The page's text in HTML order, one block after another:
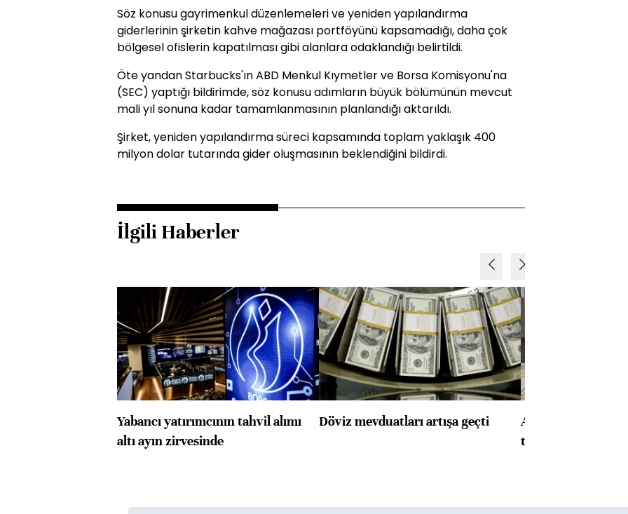
Söz konusu gayrimenkul düzenlemeleri ve yeniden yapılandırma
giderlerinin şirketin kahve mağazası portföyünü kapsamadığı, daha çok
bölgesel ofislerin kapatılması gibi alanlara odaklandığı belirtildi.
Öte yandan Starbucks'ın ABD Menkul Kıymetler ve Borsa Komisyonu'na
(SEC) yaptığı bildirimde, söz konusu adımların büyük bölümünün mevcut
mali yıl sonuna kadar tamamlanmasının planlandığı aktarıldı.
Şirket, yeniden yapılandırma süreci kapsamında toplam yaklaşık 400
milyon dolar tutarında gider oluşmasının beklendiğini bildirdi.
İlgili Haberler
Yabancı yatırımcının tahvil alımı
altı ayın zirvesinde
Döviz mevduatları artışa geçti
ABD'de konut
toparlandı